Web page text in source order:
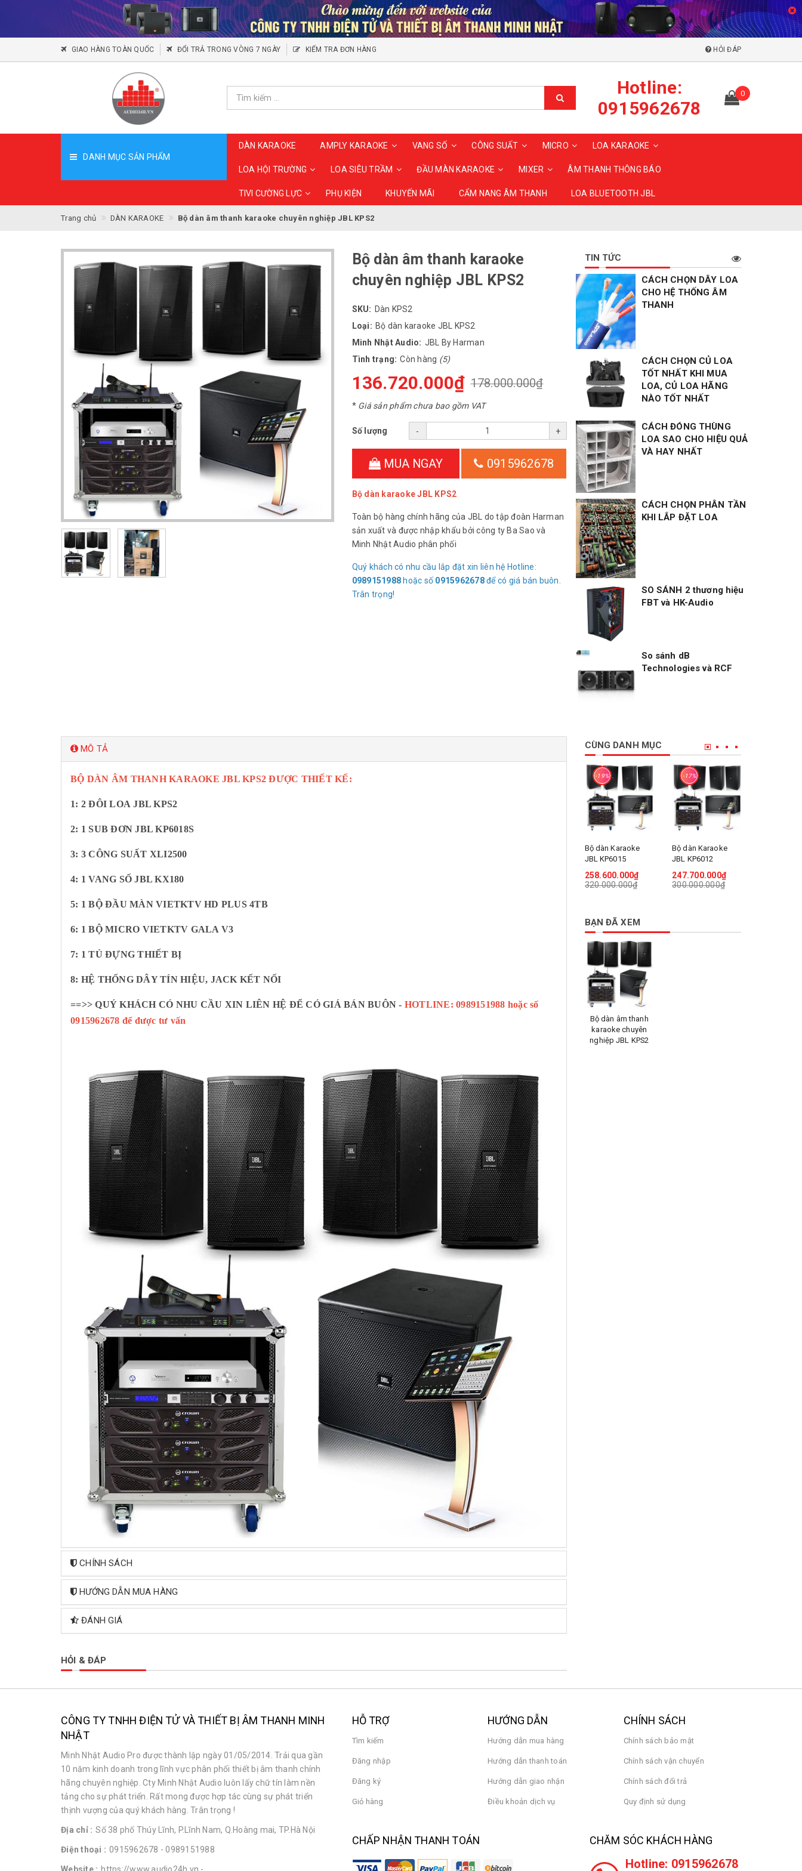
GIAO HÀNG TOÀN QUỐC ĐỔI TRẢ TRONG VÒNG 7 NGÀY KIỂM TRA ĐƠN HÀNG HỎI ĐÁP
Hotline:
0915962678
0
DANH MỤC SẢN PHẨM
DÀN KARAOKE AMPLY KARAOKE VANG SỐ CÔNG SUẤT MICRO LOA KARAOKE
LOA HỘI TRƯỜNG LOA SIÊU TRẦM ĐẦU MÀN KARAOKE MIXER ÂM THANH THÔNG BÁO
TIVI CƯỜNG LỰC PHỤ KIỆN KHUYẾN MÃI CẨM NANG ÂM THANH LOA BLUETOOTH JBL
Trang chủ DÀN KARAOKE Bộ dàn âm thanh karaoke chuyên nghiệp JBL KPS2
Bộ dàn âm thanh karaoke
chuyên nghiệp JBL KPS2
SKU: Dàn KPS2
Loại: Bộ dàn karaoke JBL KPS2
Minh Nhật Audio: JBL By Harman
Tình trạng: Còn hàng (5)
136.720.000₫ 178.000.000₫
* Giá sản phẩm chưa bao gồm VAT
Số lượng - +
MUA NGAY 0915962678
Bộ dàn karaoke JBL KPS2
Toàn bộ hàng chính hãng của JBL do tập đoàn Harman
sản xuất và được nhập khẩu bởi công ty Ba Sao và
Minh Nhật Audio phân phối
Quý khách có nhu cầu lắp đặt xin liên hệ Hotline:
0989151988 hoặc số 0915962678để có giá bán buôn.
Trân trọng!
TIN TỨC
CÁCH CHỌN DÂY LOA
CHO HỆ THỐNG ÂM
THANH
CÁCH CHỌN CỦ LOA
TỐT NHẤT KHI MUA
LOA, CỦ LOA HÃNG
NÀO TỐT NHẤT
CÁCH ĐÓNG THÙNG
LOA SAO CHO HIỆU QUẢ
VÀ HAY NHẤT
CÁCH CHỌN PHÂN TẦN
KHI LẮP ĐẶT LOA
SO SÁNH 2 thương hiệu
FBT và HK-Audio
So sánh dB
Technologies và RCF
MÔ TẢ
BỘ DÀN ÂM THANH KARAOKE JBL KPS2 ĐƯỢC THIẾT KẾ:
1: 2 ĐÔI LOA JBL KPS2
2: 1 SUB ĐƠN JBL KP6018S
3: 3 CÔNG SUẤT XLI2500
4: 1 VANG SỐ JBL KX180
5: 1 BỘ ĐẦU MÀN VIETKTV HD PLUS 4TB
6: 1 BỘ MICRO VIETKTV GALA V3
7: 1 TỦ ĐỰNG THIẾT BỊ
8: HỆ THỐNG DÂY TÍN HIỆU, JACK KẾT NỐI
==>> QUÝ KHÁCH CÓ NHU CẦU XIN LIÊN HỆ ĐỂ CÓ GIÁ BÁN BUÔN - HOTLINE: 0989151988 hoặc số
0915962678 để được tư vấn
CHÍNH SÁCH
HƯỚNG DẪN MUA HÀNG
ĐÁNH GIÁ
HỎI & ĐÁP
CÙNG DANH MỤC
-19%
Bộ dàn Karaoke
JBL KP6015
258.600.000₫
320.000.000₫
-17%
Bộ dàn Karaoke
JBL KP6012
247.700.000₫
300.000.000₫
BẠN ĐÃ XEM
Bộ dàn âm thanh
karaoke chuyên
nghiệp JBL KPS2
CÔNG TY TNHH ĐIỆN TỬ VÀ THIẾT BỊ ÂM THANH MINH
NHẬT
Minh Nhật Audio Pro được thành lập ngày 01/05/2014. Trải qua gần
10 năm kinh doanh trong lĩnh vực phân phối thiết bị âm thanh chính
hãng chuyên nghiệp. Cty Minh Nhật Audio luôn lấy chữ tín làm nền
tảng cho sự phát triển. Rất mong được hợp tác cùng sự phát triển
thịnh vượng của quý khách hàng. Trân trọng !
Địa chỉ : Số 38 phố Thúy Lĩnh, P.Lĩnh Nam, Q.Hoàng mai, TP.Hà Nội
Điện thoại : 0915962678 - 0989151988
HỖ TRỢ
Tìm kiếm
Đăng nhập
Đăng ký
Giỏ hàng
HƯỚNG DẪN
Hướng dẫn mua hàng
Hướng dẫn thanh toán
Hướng dẫn giao nhận
Điều khoản dịch vụ
CHÍNH SÁCH
Chính sách bảo mật
Chính sách vận chuyển
Chính sách đổi trả
Quy định sử dụng
CHẤP NHẬN THANH TOÁN CHĂM SÓC KHÁCH HÀNG
Hotline: 0915962678